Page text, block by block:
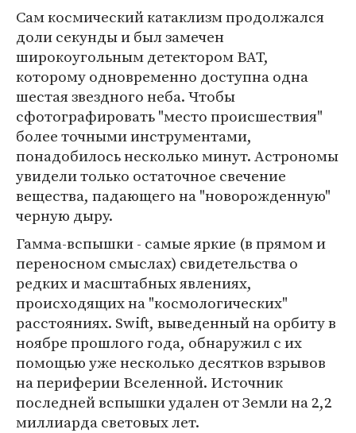
Сам космический катаклизм продолжался
доли секунды и был замечен
широкоугольным детектором BAT,
которому одновременно доступна одна
шестая звездного неба. Чтобы
сфотографировать "место происшествия"
более точными инструментами,
понадобилось несколько минут. Астрономы
увидели только остаточное свечение
вещества, падающего на "новорожденную"
черную дыру.
Гамма-вспышки - самые яркие (в прямом и
переносном смыслах) свидетельства о
редких и масштабных явлениях,
происходящих на "космологических"
расстояниях. Swift, выведенный на орбиту в
ноябре прошлого года, обнаружил с их
помощью уже несколько десятков взрывов
на периферии Вселенной. Источник
последней вспышки удален от Земли на 2,2
миллиарда световых лет.